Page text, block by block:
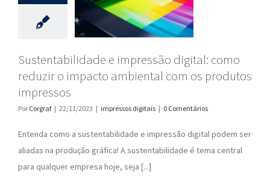
impacto ambiental
com os produtos
impressos
Sustentabilidade e impressão digital: como
reduzir o impacto ambiental com os produtos
impressos
Por Corgraf | 22/11/2023 | impressos digitais | 0 Comentários
Entenda como a sustentabilidade e impressão digital podem ser
aliadas na produção gráfica! A sustentabilidade é tema central
para qualquer empresa hoje, seja [...]